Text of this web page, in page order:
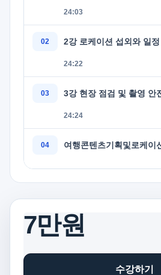
24:03
2강 로케이션 섭외와 일
24:22
3강 현장 점검 및 촬영 안
24:24
여행콘텐츠기획및로케이
7만원
수강하기